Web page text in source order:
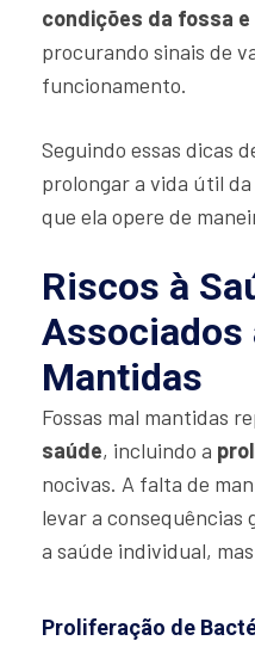
condições da fossa
procurando sinais de
funcionamento.
Seguindo essas dicas
prolongar a vida útil
que ela opere de
Riscos à
Associados
Mantidas
Fossas mal mantidas
saúde, incluindo a
nocivas. A falta de
levar a consequências
a saúde individual,
Proliferação de